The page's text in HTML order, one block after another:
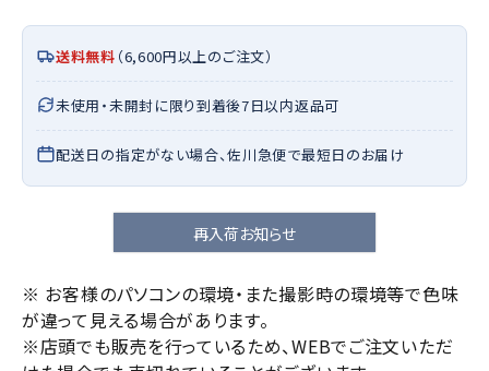
送料無料 （6,600円以上のご注文）
未使用・未開封に限り到着後7日以内返品可
配送日の指定がない場合、佐川急便で最短日のお届け
再入荷お知らせ
※ お客様のパソコンの環境・また撮影時の環境等で色味
が違って見える場合があります。
※店頭でも販売を行っているため、WEBでご注文いただ